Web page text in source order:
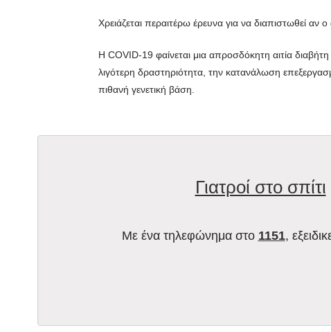
Χρειάζεται περαιτέρω έρευνα για να διαπιστωθεί αν
Η COVID-19 φαίνεται μια απροσδόκητη αιτία
λιγότερη δραστηριότητα, την κατανάλωση
πιθανή γενετική βάση.
Γιατροί στο σπίτι
Με ένα τηλεφώνημα στο 1151,